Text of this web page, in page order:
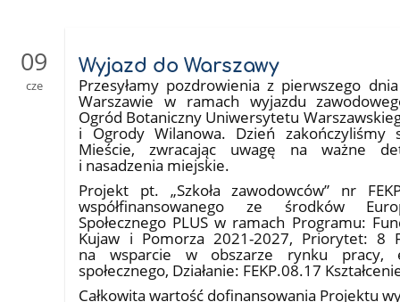
09
cze
Wyjazd do Warszawy
Przesyłamy pozdrowienia z pierwszego
Warszawie w ramach wyjazdu
Ogród Botaniczny Uniwersytetu
i Ogrody Wilanowa. Dzień zakończyliśmy
Mieście, zwracając uwagę na ważne
i nasadzenia miejskie.
Projekt pt. „Szkoła zawodowców” nr
współfinansowanego ze środków
Społecznego PLUS w ramach Programu:
Kujaw i Pomorza 2021-2027, Priorytet: 8
na wsparcie w obszarze rynku pracy,
społecznego, Działanie: FEKP.08.17
Całkowita wartość dofinansowania Projektu